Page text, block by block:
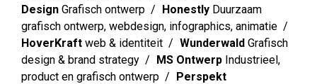
Design Grafisch ontwerp Honestly Duurzaam
grafisch ontwerp, webdesign, infographics, animatie
HoverKraft web & identiteit Wunderwald Grafisch
design & brand strategy
MS Ontwerp Industrieel,
product en grafisch ontwerp
Perspekt